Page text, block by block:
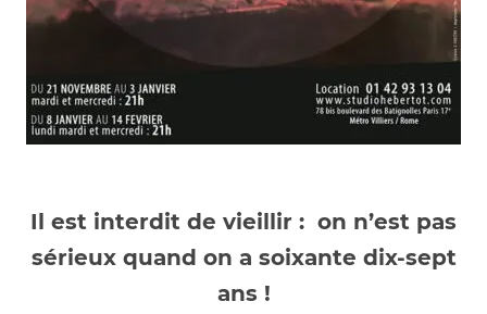
Il est interdit de vieillir : on n’est pas
sérieux quand on a soixante dix-sept
ans !